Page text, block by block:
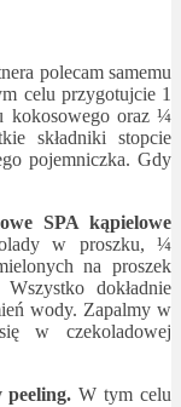
polecam samemu
celu przygotujcie 1
kokosowego oraz ¼
składniki stopcie
pojemniczka. Gdy
SPA kąpielowe
w proszku, ¼
na proszek
dokładnie
wody. Zapalmy w
w czekoladowej
peeling. W tym celu